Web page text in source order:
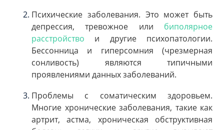
Психические заболевания. Это может быть
депрессия, тревожное или биполярное
расстройство и другие психопатологии.
Бессонница и гиперсомния (чрезмерная
сонливость) являются типичными
проявлениями данных заболеваний.
Проблемы с соматическим здоровьем.
Многие хронические заболевания, такие как
артрит, астма, хроническая обструктивная